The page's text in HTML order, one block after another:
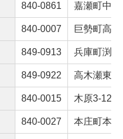
840-0861 嘉瀬町中
840-0007 巨勢町高
849-0913 兵庫町渕
849-0922 高木瀬東5-
840-0015 木原3-12-8
840-0027 本庄町本